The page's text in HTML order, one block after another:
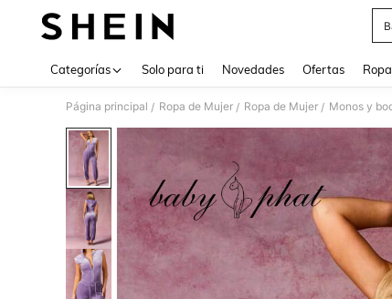
Categorías Solo para ti Novedades Ofertas
Página principal / Ropa de Mujer / Ropa de Mujer / Monos y